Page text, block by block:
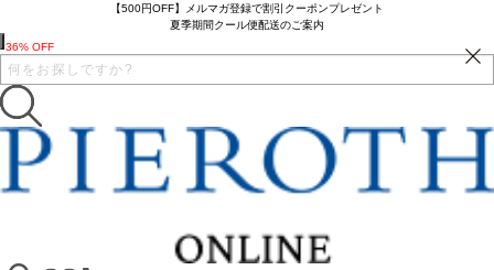
【500円OFF】メルマガ登録で割引クーポンプレゼント
夏季期間クール便配送のご案内
36% OFF